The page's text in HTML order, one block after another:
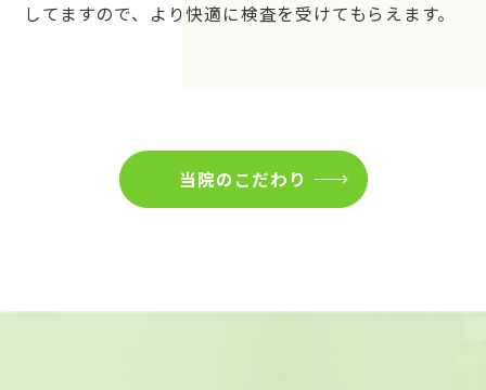
してますので、より快適に検査を受けてもらえます。
当院のこだわり